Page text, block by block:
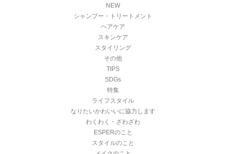
NEW
シャンプー・トリートメント
ヘアケア
スキンケア
スタイリング
その他
TIPS
SDGs
特集
ライフスタイル
なりたいかわいいに協力します
わくわく・ざわざわ
ESPERのこと
スタイルのこと